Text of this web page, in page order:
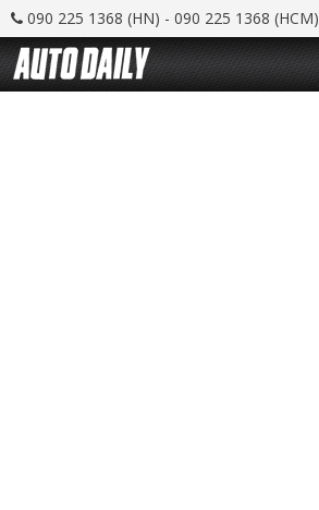
090 225 1368 (HN) - 090 225 1368 (HCM)